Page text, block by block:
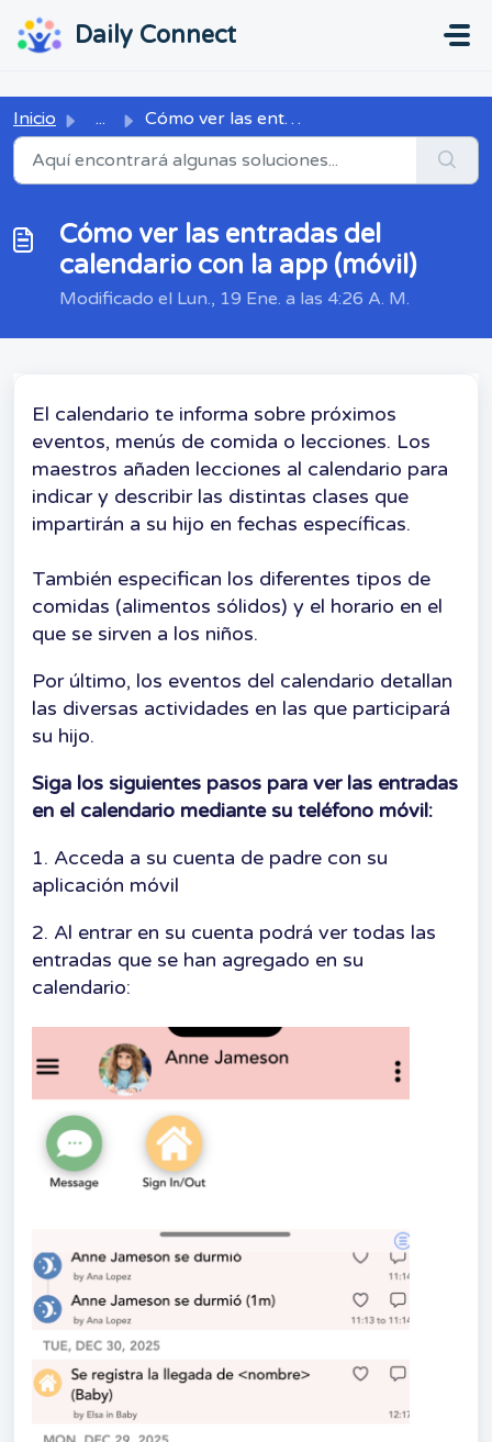
Daily Connect
Inicio ... Cómo ver las entradas del calendario con la app (móvil)
Cómo ver las entradas del
calendario con la app (móvil)
Modificado el Lun., 19 Ene. a las 4:26 A. M.
El calendario te informa sobre próximos
eventos, menús de comida o lecciones. Los
maestros añaden lecciones al calendario para
indicar y describir las distintas clases que
impartirán a su hijo en fechas específicas.
También especifican los diferentes tipos de
comidas (alimentos sólidos) y el horario en el
que se sirven a los niños.
Por último, los eventos del calendario detallan
las diversas actividades en las que participará
su hijo.
Siga los siguientes pasos para ver las entradas
en el calendario mediante su teléfono móvil:
1. Acceda a su cuenta de padre con su
aplicación móvil
2. Al entrar en su cuenta podrá ver todas las
entradas que se han agregado en su
calendario: